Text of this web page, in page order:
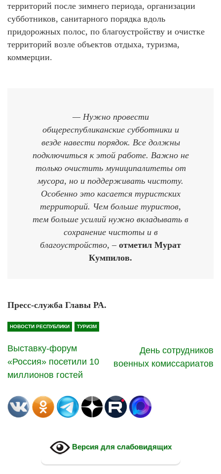
территорий после зимнего периода, организации
субботников, санитарного порядка вдоль
придорожных полос, по благоустройству и очистке
территорий возле объектов отдыха, туризма,
коммерции.
— Нужно провести
общереспубликанские субботники и
везде навести порядок. Все должны
подключиться к этой работе. Важно не
только очистить муниципалитеты от
мусора, но и поддерживать чистоту.
Особенно это касается туристских
территорий. Чем больше туристов,
тем больше усилий нужно вкладывать в
сохранение чистоты и в
благоустройство, – отметил Мурат
Кумпилов.
Пресс-служба Главы РА.
НОВОСТИ РЕСПУБЛИКИ ТУРИЗМ
Выставку-форум
«Россия» посетили 10
миллионов гостей
День сотрудников
военных комиссариатов
Версия для слабовидящих